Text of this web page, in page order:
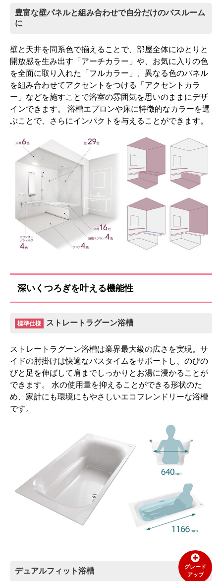
とってもクリンテーブル
[ホワイトストーン]
標準仕様モデル
スムーズクッションチェア
ホワイト(座面ベージュ)
標準仕様モデル
収納棚
マグネットシェルフ
です！詳しくはこちら
豊富な壁パネルと組み合わせで自分だけのバスルーム
に
壁と天井を同系色で揃えることで、部屋全体にゆとりと
開放感を生み出す「アーチカラー」や、お気に入りの色
を全面に取り入れた「フルカラー」、異なる色のパネル
を組み合わせてアクセントをつける「アクセントカラ
ー」などを施すことで浴室の雰囲気を思いのままにデザ
インできます。 浴槽エプロンや床に特徴的なカラーを選
ぶことで、さらにインパクトを与えることができます。
深いくつろぎを叶える機能性
標準仕様 ストレートラグーン浴槽
ストレートラグーン浴槽は業界最大級の広さを実現。サ
イドの肘掛けは快適なバスタイムをサポートし、のびの
びと足を伸ばして肩までしっかりとお湯に浸かることが
できます。 水の使用量を抑えることができる形状のた
め、家計にも環境にもやさしいエコフレンドリーな浴槽
です。
デュアルフィット浴槽
グレード
アップ